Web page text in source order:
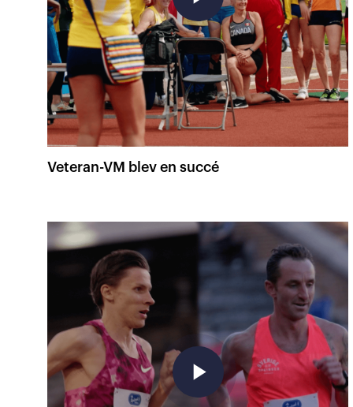
Veteran-VM blev en succé
play_arrow